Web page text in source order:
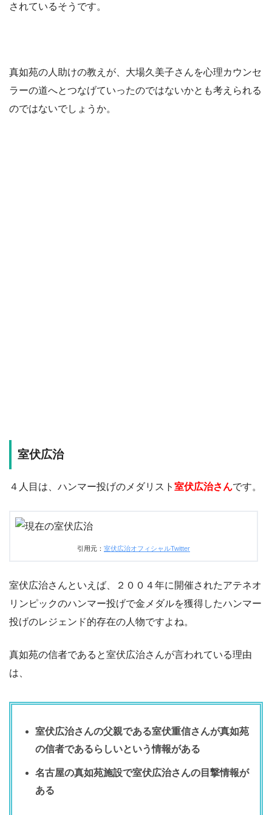
されているそうです。
真如苑の人助けの教えが、大場久美子さんを心理カウンセ
ラーの道へとつなげていったのではないかとも考えられる
のではないでしょうか。
室伏広治
４人目は、ハンマー投げのメダリスト 室伏広治さんです。
引用元： 室伏広治オフィシャルTwitter
室伏広治さんといえば、２００４年に開催されたアテネオ
リンピックのハンマー投げで金メダルを獲得したハンマー
投げのレジェンド的存在の人物ですよね。
真如苑の信者であると室伏広治さんが言われている理由
は、
室伏広治さんの父親である室伏重信さんが真如苑
の信者であるらしいという情報がある
名古屋の真如苑施設で室伏広治さんの目撃情報が
ある